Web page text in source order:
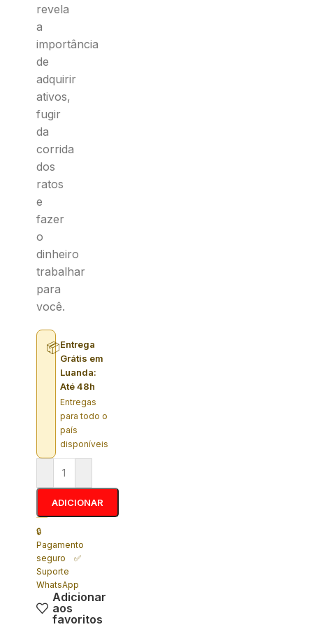
revela
a
importância
de
adquirir
ativos,
fugir
da
corrida
dos
ratos
e
fazer
o
dinheiro
trabalhar
para
você.
📦Entrega
Grátis em
Luanda:
Até 48h
Entregas
para todo o
país
disponíveis
ADICIONAR
🔒
Pagamento
seguro ✅
Suporte
WhatsApp
Adicionar
aos
favoritos